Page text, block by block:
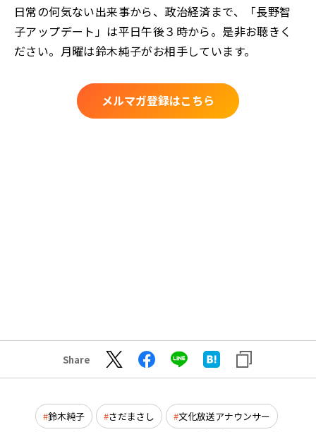
日常の何気ない出来事から、政治経済まで、「長野智
子アップデート」は平日午後３時から。是非お聴きく
ださい。月曜は鈴木純子がお相手しています。
メルマガ登録はこちら
Share
鈴木純子 さだまさし 文化放送アナウンサー